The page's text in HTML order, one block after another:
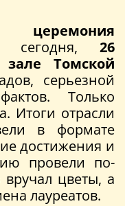
сегодня, 26
Томской
серьезной
Только
Итоги отрасли
в формате
достижения и
провели по-
цветы, а
лауреатов.